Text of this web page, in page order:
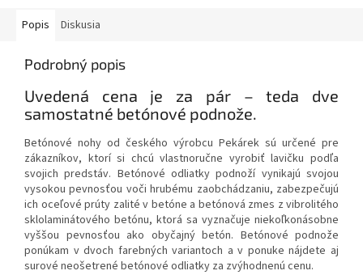
Popis Diskusia
Podrobný popis
Uvedená cena je za pár – teda dve
samostatné betónové podnože.
Betónové nohy od českého výrobcu Pekárek sú určené pre
zákazníkov, ktorí si chcú vlastnoručne vyrobiť lavičku podľa
svojich predstáv. Betónové odliatky podnoží vynikajú svojou
vysokou pevnosťou voči hrubému zaobchádzaniu, zabezpečujú
ich oceľové prúty zalité v betóne a betónová zmes z vibrolitého
sklolaminátového betónu, ktorá sa vyznačuje niekoľkonásobne
vyššou pevnosťou ako obyčajný betón. Betónové podnože
ponúkam v dvoch farebných variantoch a v ponuke nájdete aj
surové neošetrené betónové odliatky za zvýhodnenú cenu.